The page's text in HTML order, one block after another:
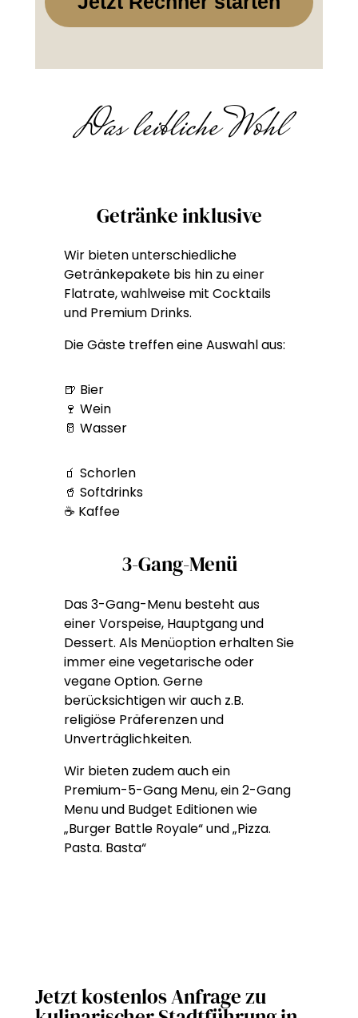
Das leibliche Wohl
Getränke inklusive
Wir bieten unterschiedliche
Getränkepakete bis hin zu einer
Flatrate, wahlweise mit Cocktails
und Premium Drinks.
Die Gäste treffen eine Auswahl aus:
🍺 Bier
🍷 Wein
🥛 Wasser
🧃 Schorlen
🥤 Softdrinks
☕ Kaffee
3-Gang-Menü
Das 3-Gang-Menu besteht aus
einer Vorspeise, Hauptgang und
Dessert. Als Menüoption erhalten Sie
immer eine vegetarische oder
vegane Option. Gerne
berücksichtigen wir auch z.B.
religiöse Präferenzen und
Unverträglichkeiten.
Wir bieten zudem auch ein
Premium-5-Gang Menu, ein 2-Gang
Menu und Budget Editionen wie
„Burger Battle Royale“ und „Pizza.
Pasta. Basta“
Jetzt kostenlos Anfrage zu